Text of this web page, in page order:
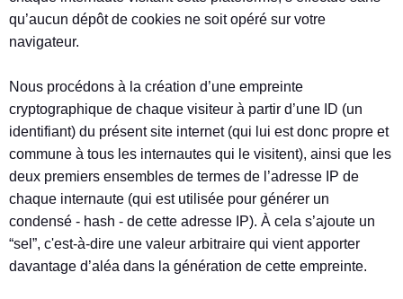
qu’aucun dépôt de cookies ne soit opéré sur votre
navigateur.
Nous procédons à la création d’une empreinte
cryptographique de chaque visiteur à partir d’une ID (un
identifiant) du présent site internet (qui lui est donc propre et
commune à tous les internautes qui le visitent), ainsi que les
deux premiers ensembles de termes de l’adresse IP de
chaque internaute (qui est utilisée pour générer un
condensé - hash - de cette adresse IP). À cela s’ajoute un
“sel”, c'est-à-dire une valeur arbitraire qui vient apporter
davantage d’aléa dans la génération de cette empreinte.